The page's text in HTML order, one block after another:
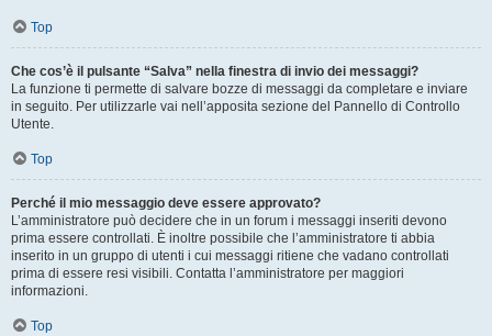
Top
Che cos’è il pulsante “Salva” nella finestra di invio dei messaggi?
La funzione ti permette di salvare bozze di messaggi da completare e inviare
in seguito. Per utilizzarle vai nell’apposita sezione del Pannello di Controllo
Utente.
Top
Perché il mio messaggio deve essere approvato?
L’amministratore può decidere che in un forum i messaggi inseriti devono
prima essere controllati. È inoltre possibile che l’amministratore ti abbia
inserito in un gruppo di utenti i cui messaggi ritiene che vadano controllati
prima di essere resi visibili. Contatta l’amministratore per maggiori
informazioni.
Top